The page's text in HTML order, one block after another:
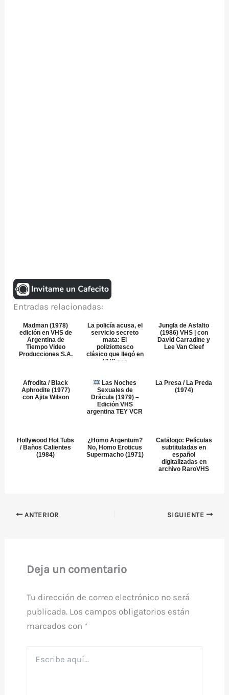
Entradas relacionadas:
Madman (1978)
edición en VHS de
Argentina de
Tiempo Video
Producciones S.A.
La policía acusa, el
servicio secreto
mata: El
poliziottesco
clásico que llegó en
VHS por
Jungla de Asfalto
(1986) VHS | con
David Carradine y
Lee Van Cleef
Afrodita / Black
Aphrodite (1977)
con Ajita Wilson
Las Noches
Sexuales de
Drácula (1979) –
Edición VHS
argentina TEY VCR
La Presa / La Preda
(1974)
Hollywood Hot Tubs
/ Baños Calientes
(1984)
¿Homo Argentum?
No, Homo Eroticus
Supermacho (1971)
Catálogo: Películas
subtituladas en
español
digitalizadas en
archivo RaroVHS
ANTERIOR SIGUIENTE
Deja un comentario
Tu dirección de correo electrónico no será
publicada. Los campos obligatorios están
marcados con *
aquí...